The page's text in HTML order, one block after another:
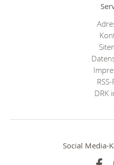
DRK
Social Media-